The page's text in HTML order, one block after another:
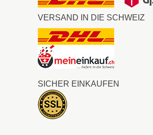
VERSAND IN DIE SCHWEIZ
SICHER EINKAUFEN